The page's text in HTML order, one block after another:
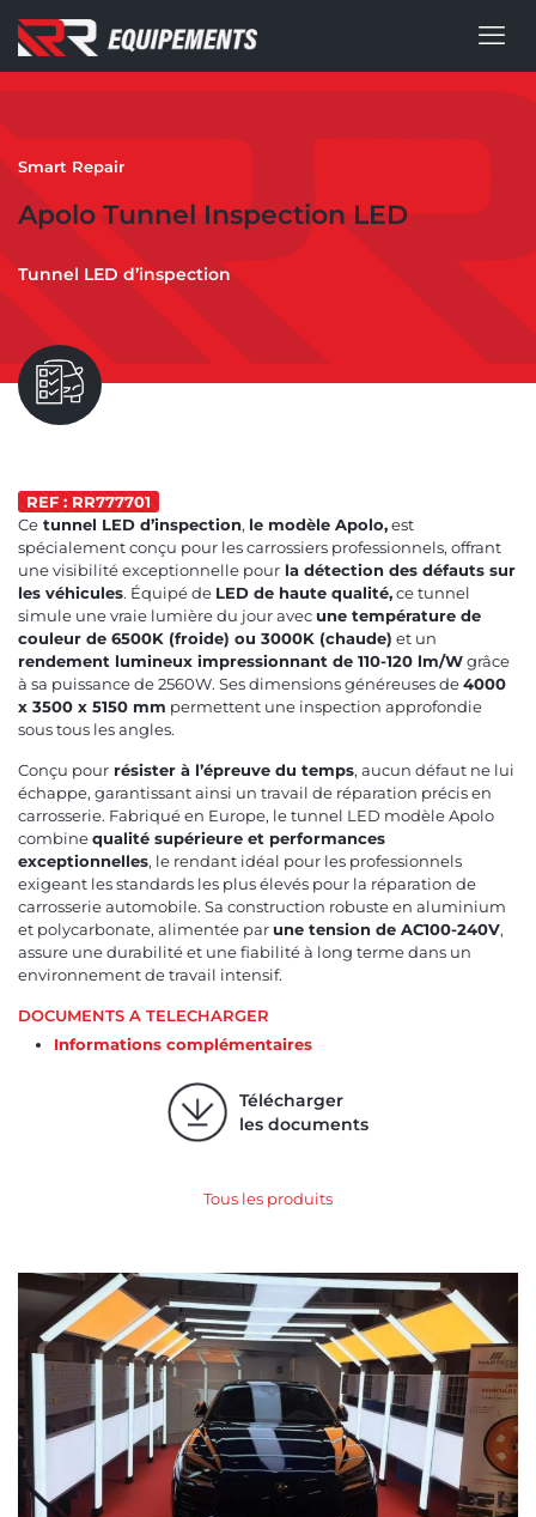
Smart Repair
Apolo Tunnel Inspection LED
Tunnel LED d’inspection
REF : RR777701
Ce tunnel LED d’inspection, le modèle Apolo,est
spécialement conçu pour les carrossiers professionnels, offrant
une visibilité exceptionnelle pour la détection des défauts sur
les véhicules. Équipé de LED de haute qualité,ce tunnel
simule une vraie lumière du jour avecune température de
couleur de 6500K (froide) ou 3000K (chaude) et un
rendement lumineux impressionnant de 110-120 lm/Wgrâce
à sa puissance de 2560W. Ses dimensions généreuses de4000
x 3500 x 5150 mm permettent une inspection approfondie
sous tous les angles.
Conçu pour résister à l’épreuve du temps, aucun défaut ne lui
échappe, garantissant ainsi un travail de réparation précis en
carrosserie. Fabriqué en Europe, le tunnel LED modèle Apolo
combinequalité supérieure et performances
exceptionnelles, le rendant idéal pour les professionnels
exigeant les standards les plus élevés pour la réparation de
carrosserie automobile. Sa construction robuste en aluminium
et polycarbonate, alimentée parune tension de AC100-240V,
assure une durabilité et une fiabilité à long terme dans un
environnement de travail intensif.
DOCUMENTS A TELECHARGER
Informations complémentaires
Télécharger
les documents
Tous les produits